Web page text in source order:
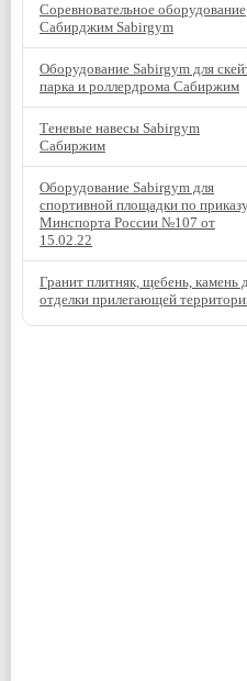
Соревновательное оборудование
Сабирджим Sabirgym
Оборудование Sabirgym для
парка и роллердрома Сабиржим
Теневые навесы Sabirgym
Сабиржим
Оборудование Sabirgym для
спортивной площадки по
Минспорта России №107 от
15.02.22
Гранит плитняк, щебень, камень
отделки прилегающей